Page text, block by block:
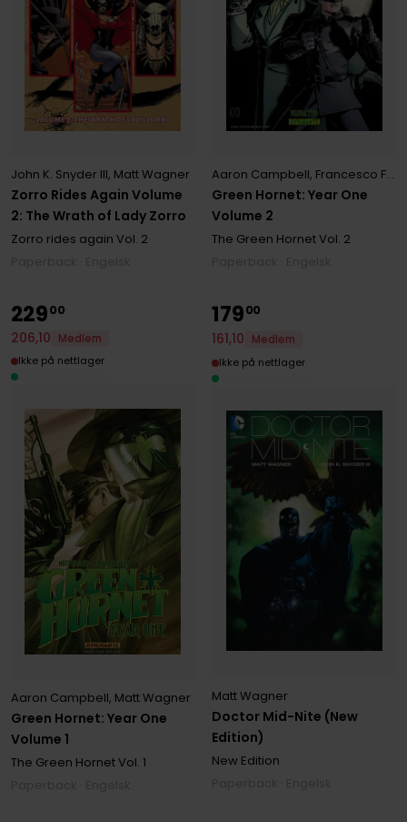
Zorro Rides Again Volume
2: The Wrath of Lady Zorro
John K. Snyder III, Matt Wagner
Zorro rides again Vol. 2
Green Hornet: Year One
Volume 2
Aaron Campbell, Francesco Francavilla
The Green HornetVol. 2
Green Hornet: Year One
Volume 1
Aaron Campbell, Matt Wagner
The Green HornetVol. 1
22900
206,10
Medlem
Ikke på nettlager
Doctor Mid-Nite (New
Edition)
Matt Wagner
New Edition
17900
161,10
Medlem
Ikke på nettlager